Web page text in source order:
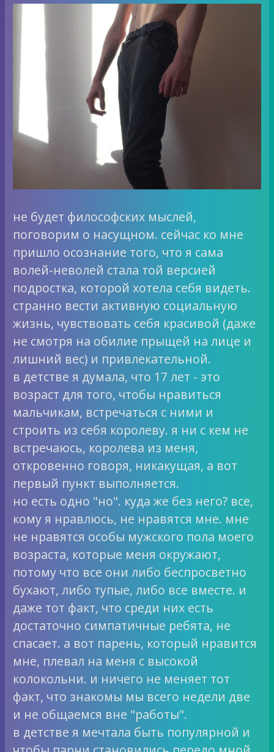
не будет философских мыслей,
поговорим о насущном. сейчас ко мне
пришло осознание того, что я сама
волей-неволей стала той версией
подростка, которой хотела себя видеть.
странно вести активную социальную
жизнь, чувствовать себя красивой (даже
не смотря на обилие прыщей на лице и
лишний вес) и привлекательной.
в детстве я думала, что 17 лет - это
возраст для того, чтобы нравиться
мальчикам, встречаться с ними и
строить из себя королеву. я ни с кем не
встречаюсь, королева из меня,
откровенно говоря, никакущая, а вот
первый пункт выполняется.
но есть одно "но". куда же без него? все,
кому я нравлюсь, не нравятся мне. мне
не нравятся особы мужского пола моего
возраста, которые меня окружают,
потому что все они либо беспросветно
бухают, либо тупые, либо все вместе. и
даже тот факт, что среди них есть
достаточно симпатичные ребята, не
спасает. а вот парень, который нравится
мне, плевал на меня с высокой
колокольни. и ничего не меняет тот
факт, что знакомы мы всего недели две
и не общаемся вне "работы".
в детстве я мечтала быть популярной и